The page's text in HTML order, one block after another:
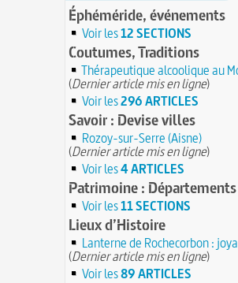
Éphéméride, événements
Voir les12 SECTIONS
Coutumes, Traditions
Thérapeutique alcoolique au
(Dernier article mis en ligne)
Voir les296 ARTICLES
Savoir : Devise villes
Rozoy-sur-Serre (Aisne)
(Dernier article mis en ligne)
Voir les4 ARTICLES
Patrimoine : Départements
Voir les11 SECTIONS
Lieux d’Histoire
Lanterne de Rochecorbon :
(Dernier article mis en ligne)
Voir les89 ARTICLES